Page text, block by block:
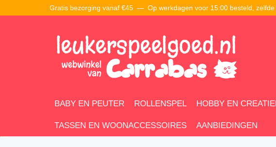
Gratis bezorging vanaf €45 — Op werkdagen voor 15:00 besteld,
BABY EN PEUTER ROLLENSPEL HOBBY EN
TASSEN EN WOONACCESSOIRES AANBIEDINGEN